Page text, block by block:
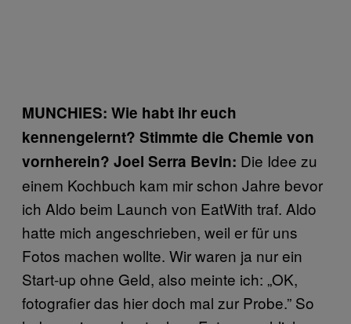
MUNCHIES: Wie habt ihr euch
kennengelernt? Stimmte die Chemie von
vornherein? Joel Serra Bevin: Die Idee zu
einem Kochbuch kam mir schon Jahre bevor
ich Aldo beim Launch von EatWith traf. Aldo
hatte mich angeschrieben, weil er für uns
Fotos machen wollte. Wir waren ja nur ein
Start-up ohne Geld, also meinte ich: „OK,
fotografier das hier doch mal zur Probe.” So